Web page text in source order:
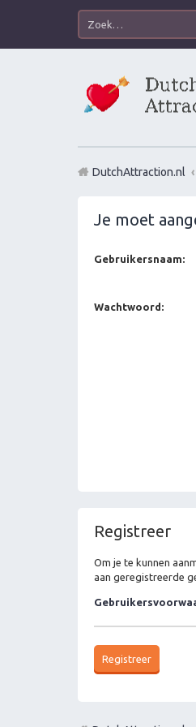
DutchAttraction.nl
Je moet
Gebruikersnaam:
Wachtwoord:
Registreer
Om je te kunnen
aan geregistreerde
Registreer